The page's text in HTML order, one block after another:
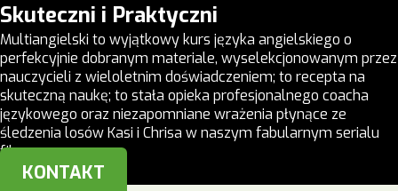
Skuteczni i Praktyczni
Multiangielski to wyjątkowy kurs języka angielskiego o
perfekcyjnie dobranym materiale, wyselekcjonowanym przez
nauczycieli z wieloletnim doświadczeniem; to recepta na
skuteczną naukę; to stała opieka profesjonalnego coacha
językowego oraz niezapomniane wrażenia płynące ze
śledzenia losów Kasi i Chrisa w naszym fabularnym serialu
filmowym.
KONTAKT